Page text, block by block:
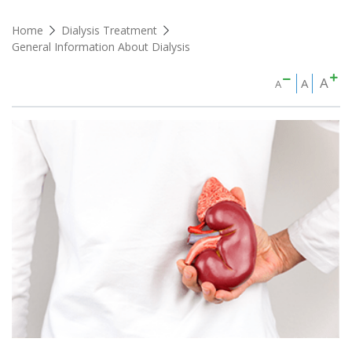
Home
Dialysis Treatment
General Information About Dialysis
A A A